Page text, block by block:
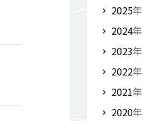
2025年
2024年
2023年
2022年
2021年
2020年